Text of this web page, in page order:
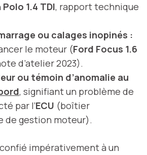
1.4 TDI, rapport technique
ou calages inopinés :
le moteur (Ford Focus 1.6
d’atelier 2023).
ou témoin d’anomalie au
, signifiant un problème de
par l’ECU (boîtier
de gestion moteur).
impérativement à un